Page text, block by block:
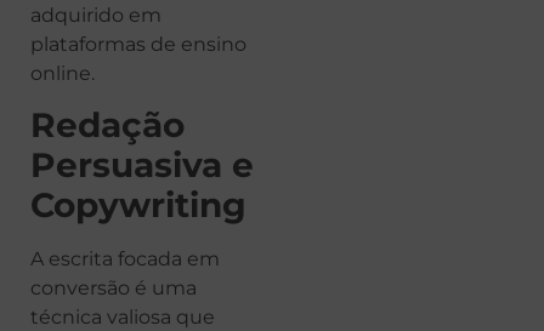
adquirido em
plataformas de ensino
online.
Redação
Persuasiva e
Copywriting
A escrita focada em
conversão é uma
técnica valiosa que